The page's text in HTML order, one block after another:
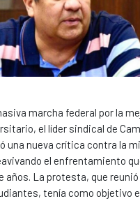
marcha federal por la
el líder sindical de
una nueva crítica contra la
el enfrentamiento
años. La protesta, que reunió
tenía como objetivo